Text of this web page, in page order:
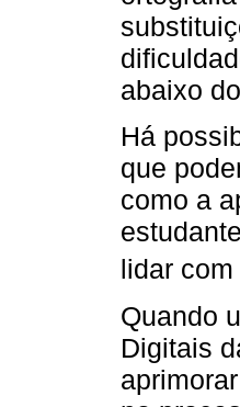
abaixo
Há
que
como a
lidar
Quando
Digitais